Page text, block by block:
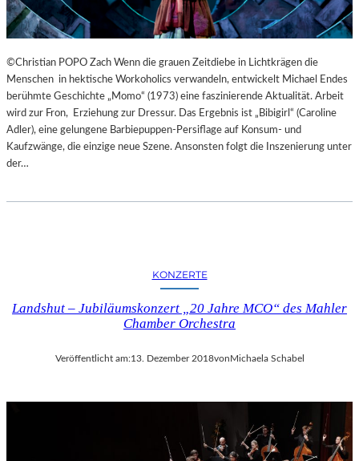
©Christian POPO Zach Wenn die grauen Zeitdiebe in Lichtkrägen die
Menschen in hektische Workoholics verwandeln, entwickelt Michael Endes
berühmte Geschichte „Momo“ (1973) eine faszinierende Aktualität. Arbeit
wird zur Fron, Erziehung zur Dressur. Das Ergebnis ist „Bibigirl“ (Caroline
Adler), eine gelungene Barbiepuppen-Persiflage auf Konsum- und
Kaufzwänge, die einzige neue Szene. Ansonsten folgt die Inszenierung unter
der…
KONZERTE
Landshut – Jubiläumskonzert „20 Jahre MCO“ des Mahler
Chamber Orchestra
Veröffentlicht am:13. Dezember 2018von Michaela Schabel